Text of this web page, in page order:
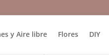
y Aire libre Flores DIY